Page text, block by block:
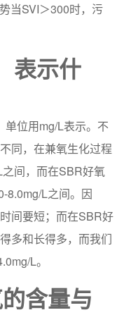
当SVI＞300时，污
表示什
位用mg/L表示。不
同，在兼氧生化过程
间，而在SBR好氧
8.0mg/L之间。因
间要短；而在SBR好
多和长得多，而我们
L。
含量与